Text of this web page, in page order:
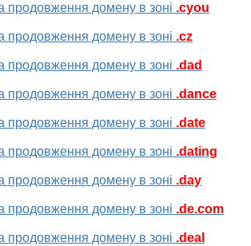
продовження домену в зоні .cyou
продовження домену в зоні .cz
продовження домену в зоні .dad
продовження домену в зоні .dance
продовження домену в зоні .date
продовження домену в зоні .dating
продовження домену в зоні .day
продовження домену в зоні .de.com
продовження домену в зоні .deal